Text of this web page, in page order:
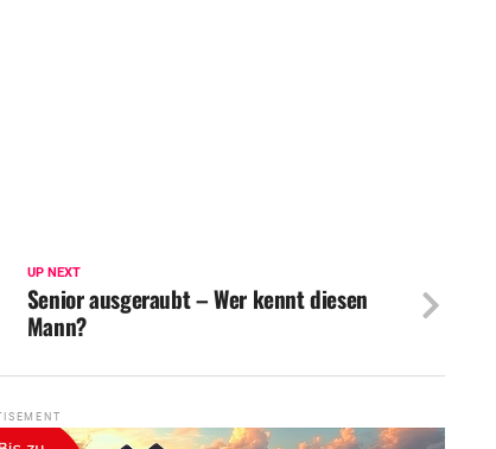
UP NEXT
Senior ausgeraubt – Wer kennt diesen
Mann?